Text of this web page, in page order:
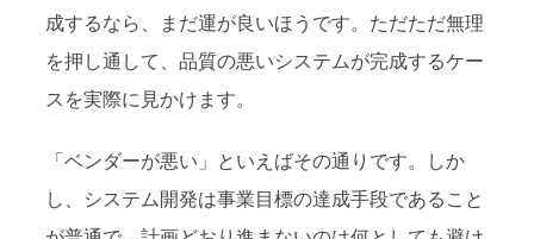
成するなら、まだ運が良いほうです。ただただ無理
を押し通して、品質の悪いシステムが完成するケー
スを実際に見かけます。
「ベンダーが悪い」といえばその通りです。しか
し、システム開発は事業目標の達成手段であること